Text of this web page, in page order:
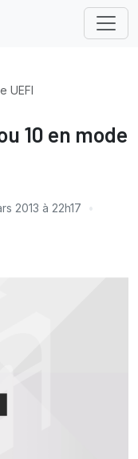
UEFI
10 en mode
2013 à 22h17